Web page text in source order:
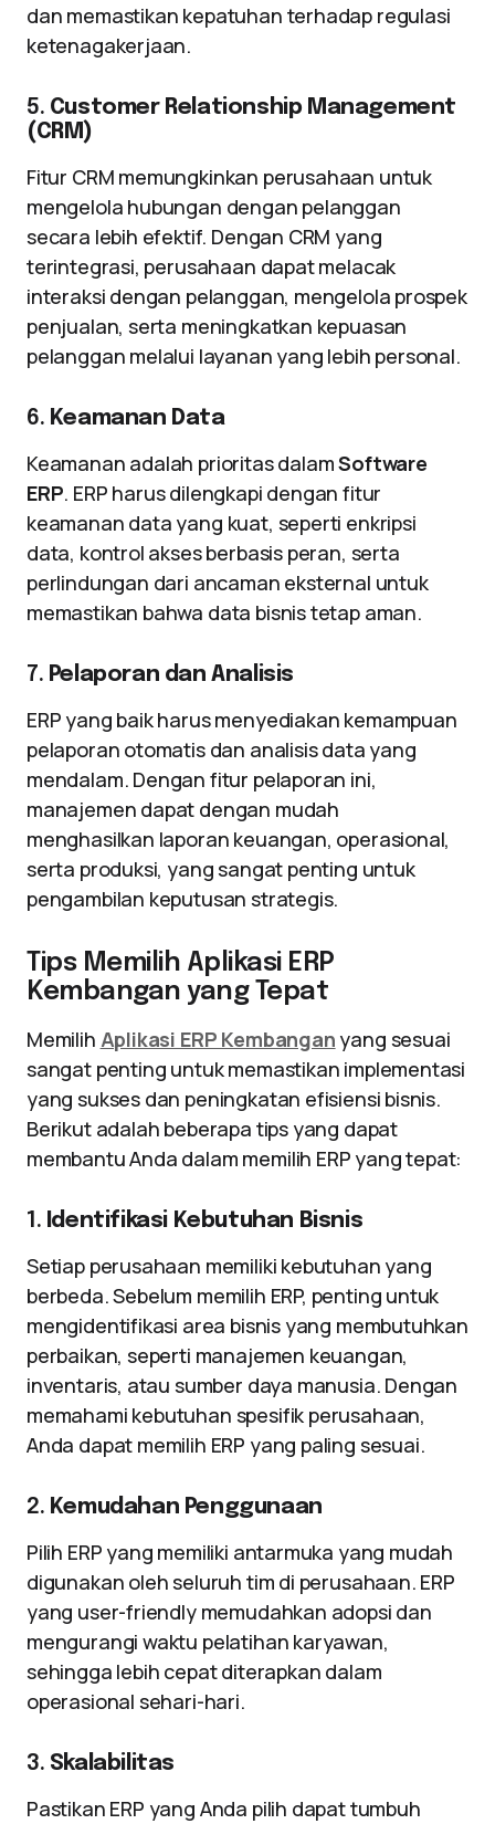
dan memastikan kepatuhan terhadap regulasi
ketenagakerjaan.
5. Customer Relationship Management
(CRM)
Fitur CRM memungkinkan perusahaan untuk
mengelola hubungan dengan pelanggan
secara lebih efektif. Dengan CRM yang
terintegrasi, perusahaan dapat melacak
interaksi dengan pelanggan, mengelola prospek
penjualan, serta meningkatkan kepuasan
pelanggan melalui layanan yang lebih personal.
6. Keamanan Data
Keamanan adalah prioritas dalamSoftware
ERP. ERP harus dilengkapi dengan fitur
keamanan data yang kuat, seperti enkripsi
data, kontrol akses berbasis peran, serta
perlindungan dari ancaman eksternal untuk
memastikan bahwa data bisnis tetap aman.
7. Pelaporan dan Analisis
ERP yang baik harus menyediakan kemampuan
pelaporan otomatis dan analisis data yang
mendalam. Dengan fitur pelaporan ini,
manajemen dapat dengan mudah
menghasilkan laporan keuangan, operasional,
serta produksi, yang sangat penting untuk
pengambilan keputusan strategis.
Tips Memilih Aplikasi ERP
Kembangan yang Tepat
Memilih Aplikasi ERP Kembangan yang sesuai
sangat penting untuk memastikan implementasi
yang sukses dan peningkatan efisiensi bisnis.
Berikut adalah beberapa tips yang dapat
membantu Anda dalam memilih ERP yang tepat:
1. Identifikasi Kebutuhan Bisnis
Setiap perusahaan memiliki kebutuhan yang
berbeda. Sebelum memilih ERP, penting untuk
mengidentifikasi area bisnis yang membutuhkan
perbaikan, seperti manajemen keuangan,
inventaris, atau sumber daya manusia. Dengan
memahami kebutuhan spesifik perusahaan,
Anda dapat memilih ERP yang paling sesuai.
2. Kemudahan Penggunaan
Pilih ERP yang memiliki antarmuka yang mudah
digunakan oleh seluruh tim di perusahaan. ERP
yang user-friendly memudahkan adopsi dan
mengurangi waktu pelatihan karyawan,
sehingga lebih cepat diterapkan dalam
operasional sehari-hari.
3. Skalabilitas
Pastikan ERP yang Anda pilih dapat tumbuh